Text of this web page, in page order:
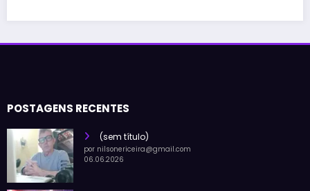
POSTAGENS RECENTES
(sem título)
por nilsonericeira@gmail.com
06.06.2026